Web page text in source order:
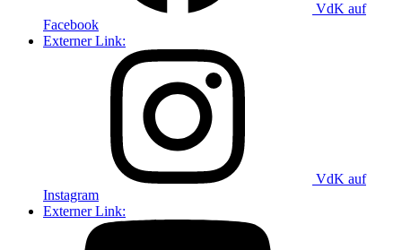
VdK auf
Facebook
Externer Link:
VdK auf
Instagram
Externer Link: